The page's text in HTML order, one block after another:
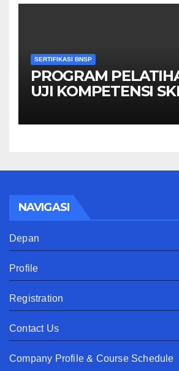
SERTIFIKASI BNSP
PROGRAM
UJI KOMPETENSI
JAUH
NAVIGASI
Depan
Profile
Registration
Contact Us
Company Profile & Course Schedule